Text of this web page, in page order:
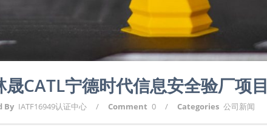
CATL宁德时代信息安全验厂项目
By IATF16949认证中心 / Comment 0 / Categories 公司新闻